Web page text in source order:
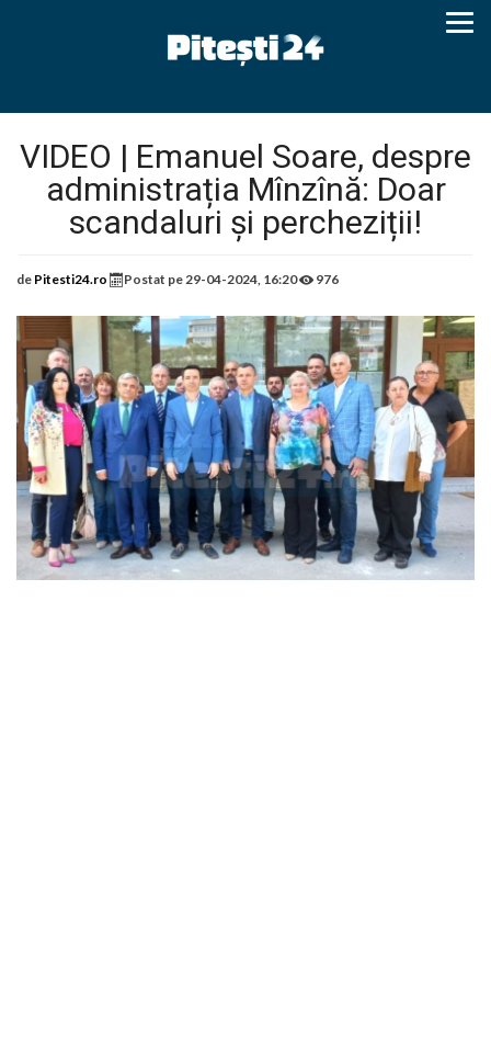
VIDEO | Emanuel Soare, despre
administrația Mînzînă: Doar
scandaluri și percheziții!
de Pitesti24.ro Postat pe29-04-2024, 16:20 976